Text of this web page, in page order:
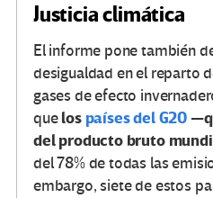
Justicia climática
El informe pone también
desigualdad en el reparto
gases de efecto
quelos países del G20
del producto bruto
del 78% de todas las
embargo, siete de estos